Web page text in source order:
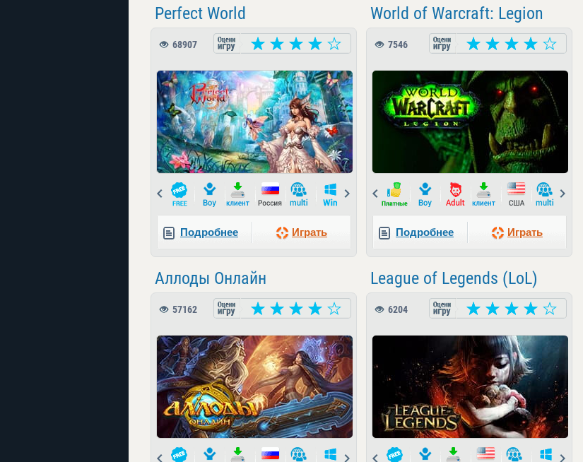
Perfect World
68907
Prev
Подробнее Играть
World of Warcraft: Legion
7546
Prev
Подробнее Играть
Аллоды Онлайн
57162
Prev
League of Legends (LoL)
6204
Prev